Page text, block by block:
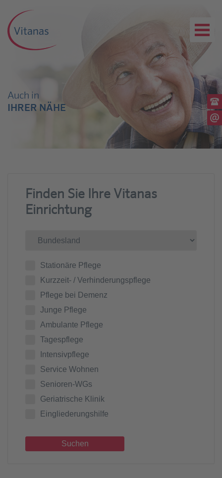
Auch in
IHRER NÄHE
Finden Sie Ihre Vitanas
Einrichtung
Stationäre Pflege
Kurzzeit- / Verhinderungspflege
Pflege bei Demenz
Junge Pflege
Ambulante Pflege
Tagespflege
Intensivpflege
Service Wohnen
Senioren-WGs
Geriatrische Klinik
Eingliederungshilfe